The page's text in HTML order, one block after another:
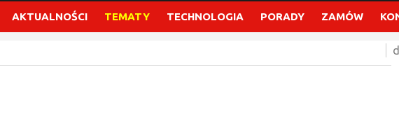
AKTUALNOŚCI TEMATY TECHNOLOGIA PORADY ZAMÓW